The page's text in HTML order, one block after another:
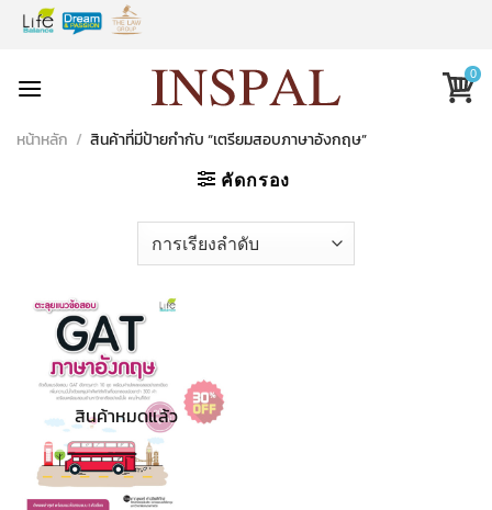
Skip
0
หน้าหลัก / สินค้าที่มีป้ายกำกับ “เตรียมสอบภาษาอังกฤษ”
คัดกรอง
สินค้าหมดแล้ว